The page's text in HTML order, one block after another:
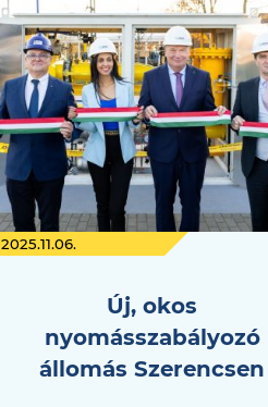
2025.11.06.
Új, okos
nyomásszabályozó
állomás Szerencsen